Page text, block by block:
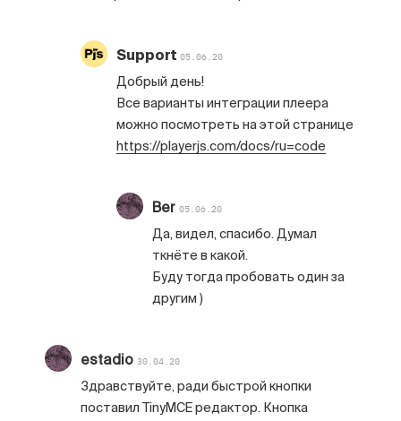
Support05.06.20
Добрый день!
Все варианты интеграции плеера
можно посмотреть на этой странице
https://playerjs.com/docs/ru=code
Ber05.06.20
Да, видел, спасибо. Думал
ткнёте в какой.
Буду тогда пробовать один за
другим )
estadio30.04.20
Здравствуйте, ради быстрой кнопки
поставил TinyMCE редактор. Кнопка